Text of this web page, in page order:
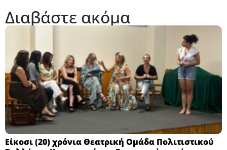
Διαβάστε ακόμα
Eίκοσι (20) χρόνια Θεατρική Ομάδα Πολιτιστικού